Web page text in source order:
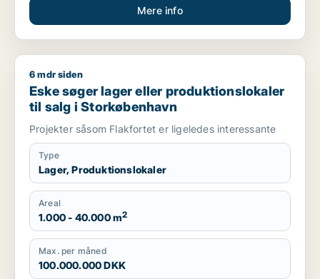
Mere info
Eske søger lager eller produktionslokaler til salg i
6 mdr siden
Eske søger lager eller produktionslokaler
til salg i Storkøbenhavn
Projekter såsom Flakfortet er ligeledes interessante
Type
Lager, Produktionslokaler
Areal
1.000 - 40.000 m2
Max. per måned
100.000.000 DKK